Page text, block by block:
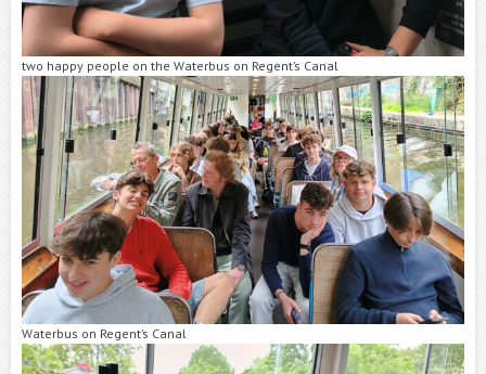
two happy people on the Waterbus on Regent’s Canal
Waterbus on Regent’s Canal